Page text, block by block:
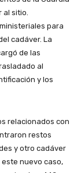
al sitio.
para
cadáver. La
de las
al
y los
relacionados con
restos
y otro cadáver
nuevo caso,